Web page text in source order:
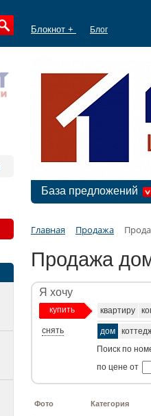
Блокнот + Блог
База предложений
Главная Продажа
Продажа
Я хочу
купить
снять
квартиру
дом
Поиск по
по цене от
Фото Категория